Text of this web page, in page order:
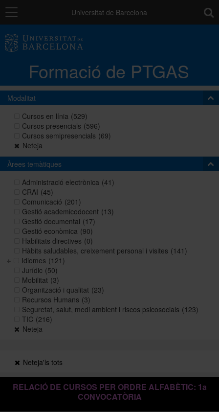
Navegació Universitat de Barcelona
Formació de PTGAS
Catàleg de la formació del PTGAS
Cursos a mida
Autoaprenentatge
Ajuts
Històric i memòries
Modalitat
Cursos en línia (529)
Cursos presencials (596)
Cursos semipresencials (69)
Neteja
Àrees temàtiques
Administració electrònica (41)
CRAI (45)
Comunicació (201)
Gestió academicodocent (13)
Gestió documental (17)
Gestió econòmica (90)
Habilitats directives (0)
Hàbits saludables, creixement personal i visites (141)
Idiomes (121)
Jurídic (50)
Mobilitat (3)
Organització i qualitat (23)
Recursos Humans (3)
Seguretat, salut, medi ambient i riscos psicosocials (123)
TIC (216)
Neteja
Neteja'ls tots
RELACIÓ DE CURSOS PER ORDRE ALFABÈTIC: 1a
CONVOCATÒRIA